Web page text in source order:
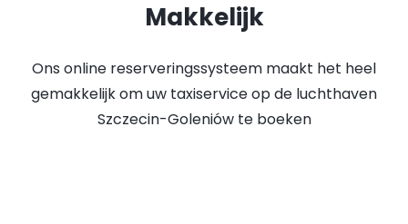
Makkelijk
Ons online reserveringssysteem maakt het heel
gemakkelijk om uw taxiservice op de luchthaven
Szczecin-Goleniów te boeken